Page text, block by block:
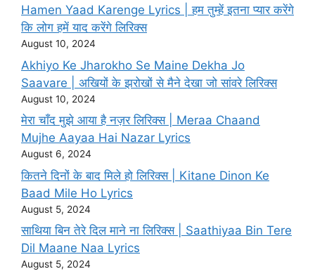
Hamen Yaad Karenge Lyrics | हम तुम्हें इतना प्यार करेंगे
कि लोग हमें याद करेंगे लिरिक्स
August 10, 2024
Akhiyo Ke Jharokho Se Maine Dekha Jo
Saavare | अखियों के झरोखों से मैने देखा जो सांवरे लिरिक्स
August 10, 2024
मेरा चाँद मुझे आया है नज़र लिरिक्स | Meraa Chaand
Mujhe Aayaa Hai Nazar Lyrics
August 6, 2024
कितने दिनों के बाद मिले हो लिरिक्स | Kitane Dinon Ke
Baad Mile Ho Lyrics
August 5, 2024
साथिया बिन तेरे दिल माने ना लिरिक्स | Saathiyaa Bin Tere
Dil Maane Naa Lyrics
August 5, 2024